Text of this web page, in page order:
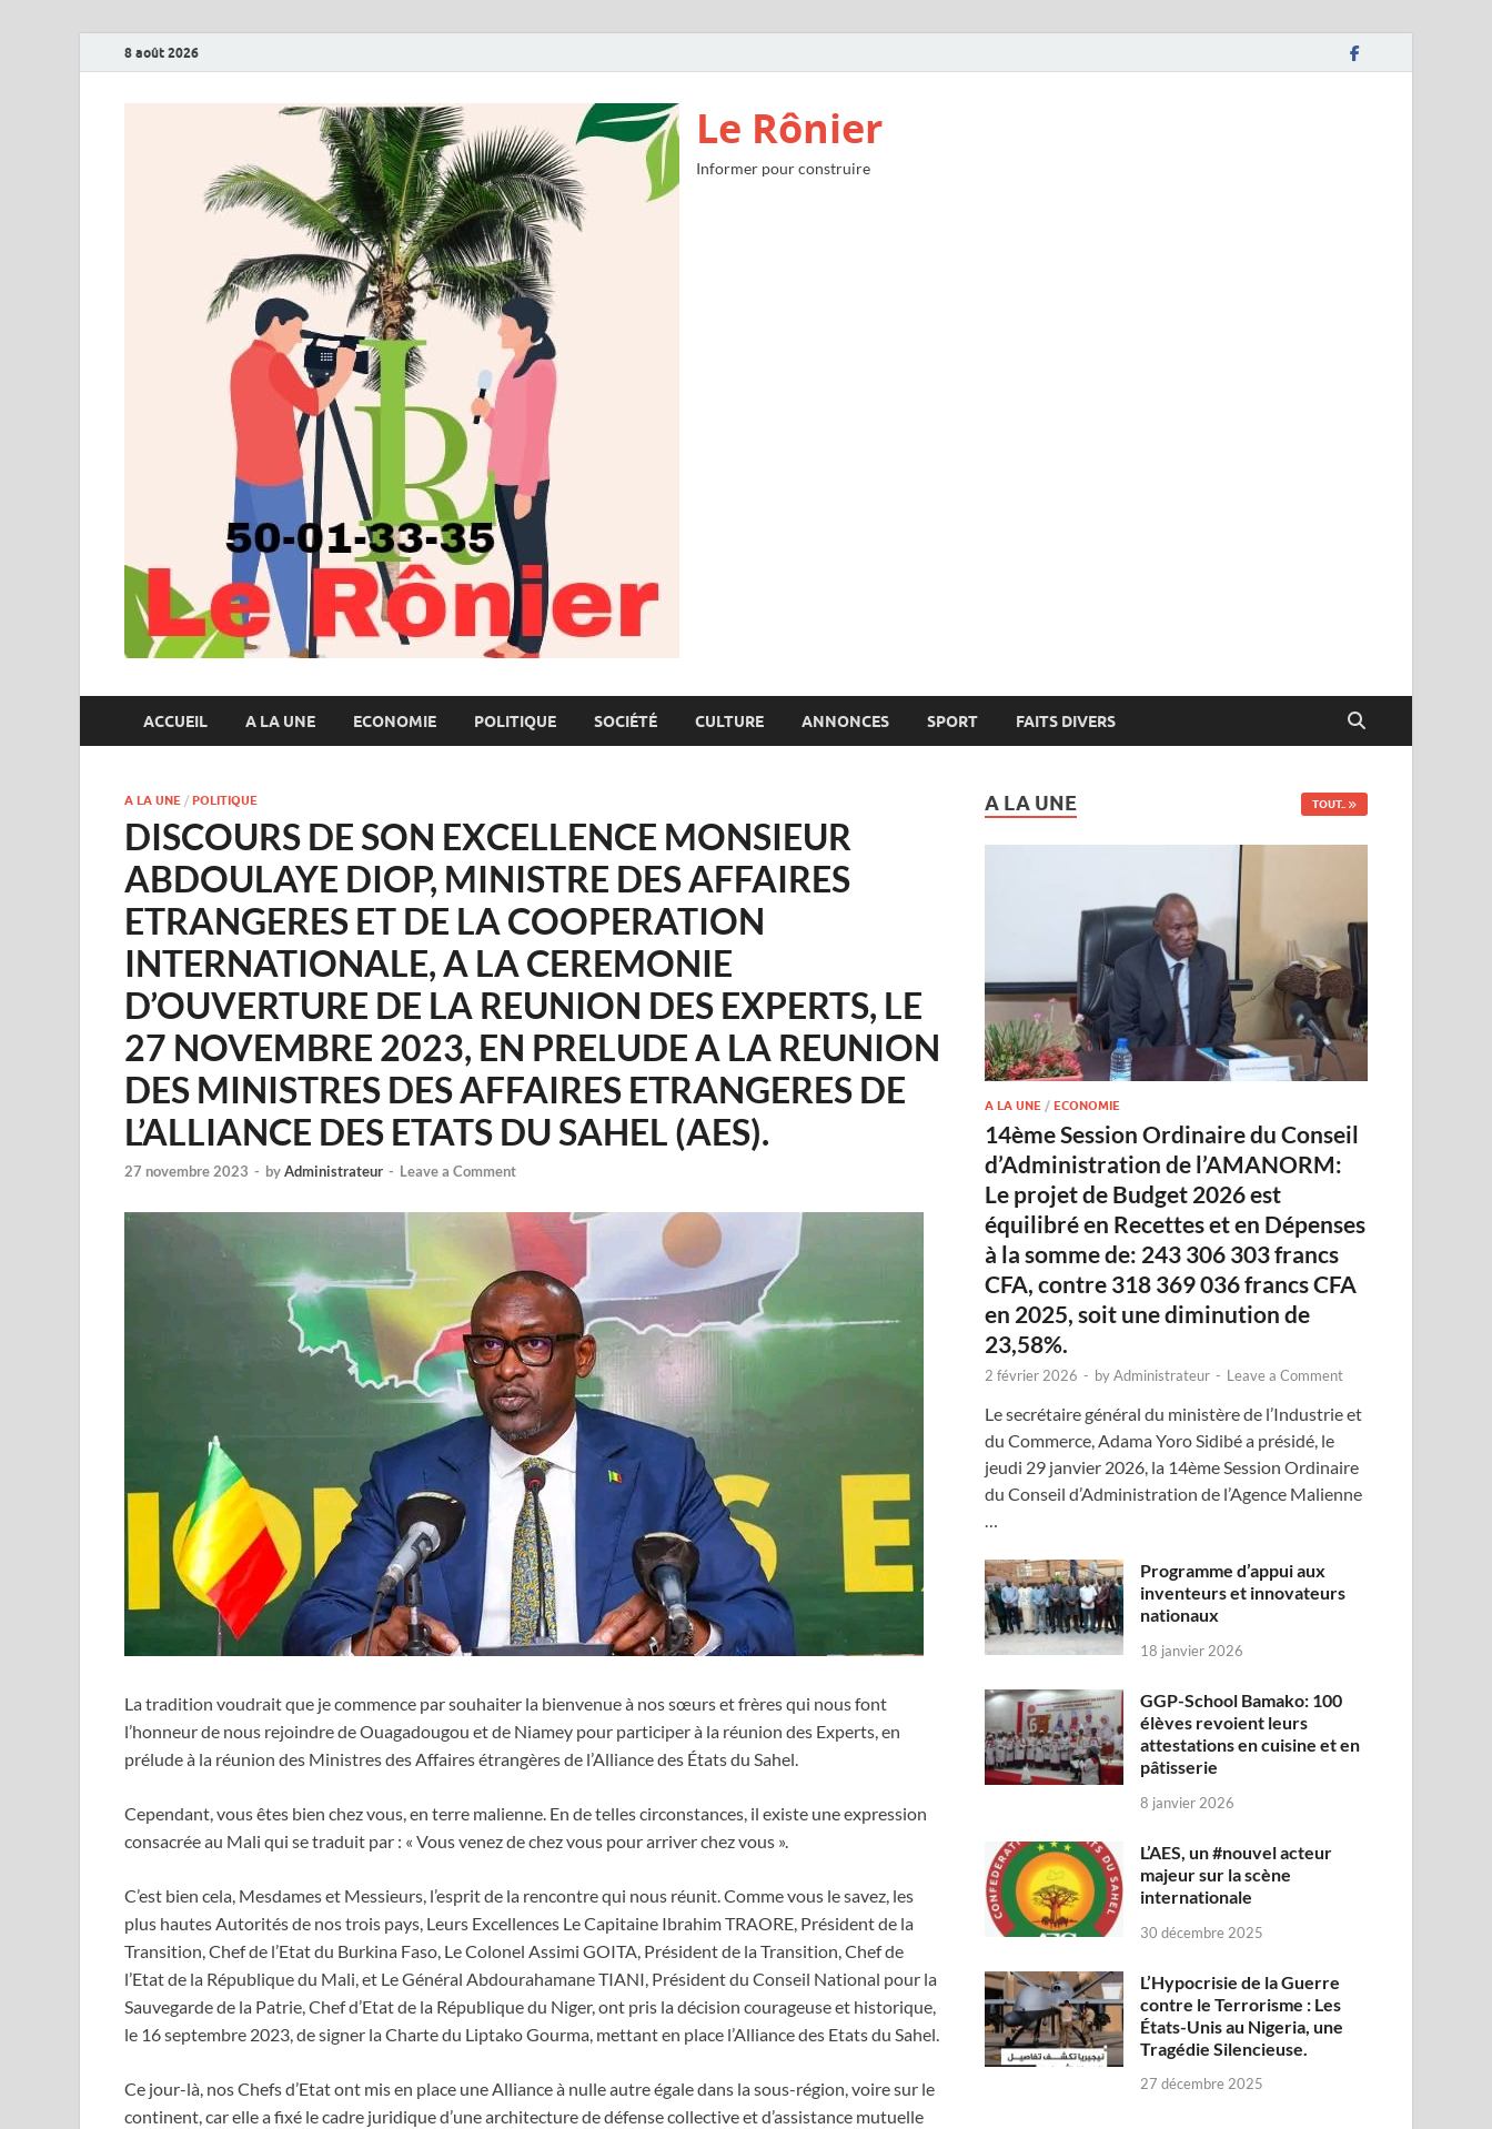
8 août 2026
Le Rônier
Informer pour construire
ACCUEIL A LA UNE ECONOMIE POLITIQUE SOCIÉTÉ CULTURE ANNONCES SPORT FAITS DIVERS
A LA UNE / POLITIQUE
DISCOURS DE SON EXCELLENCE MONSIEUR
ABDOULAYE DIOP, MINISTRE DES AFFAIRES
ETRANGERES ET DE LA COOPERATION
INTERNATIONALE, A LA CEREMONIE
D’OUVERTURE DE LA REUNION DES EXPERTS, LE
27 NOVEMBRE 2023, EN PRELUDE A LA REUNION
DES MINISTRES DES AFFAIRES ETRANGERES DE
L’ALLIANCE DES ETATS DU SAHEL (AES).
27 novembre 2023 - byAdministrateur - Leave a Comment
La tradition voudrait que je commence par souhaiter la bienvenue à nos sœurs et frères qui nous font
l’honneur de nous rejoindre de Ouagadougou et de Niamey pour participer à la réunion des Experts, en
prélude à la réunion des Ministres des Affaires étrangères de l’Alliance des États du Sahel.
Cependant, vous êtes bien chez vous, en terre malienne. En de telles circonstances, il existe une expression
consacrée au Mali qui se traduit par : « Vous venez de chez vous pour arriver chez vous ».
C’est bien cela, Mesdames et Messieurs, l’esprit de la rencontre qui nous réunit. Comme vous le savez, les
plus hautes Autorités de nos trois pays, Leurs Excellences Le Capitaine Ibrahim TRAORE, Président de la
Transition, Chef de l’Etat du Burkina Faso, Le Colonel Assimi GOITA, Président de la Transition, Chef de
l’Etat de la République du Mali, et Le Général Abdourahamane TIANI, Président du Conseil National pour la
Sauvegarde de la Patrie, Chef d’Etat de la République du Niger, ont pris la décision courageuse et historique,
le 16 septembre 2023, de signer la Charte du Liptako Gourma, mettant en place l’Alliance des Etats du Sahel.
Ce jour-là, nos Chefs d’Etat ont mis en place une Alliance à nulle autre égale dans la sous-région, voire sur le
continent, car elle a fixé le cadre juridique d’une architecture de défense collective et d’assistance mutuelle
A LA UNE TOUT..
A LA UNE /ECONOMIE
14ème Session Ordinaire du Conseil
d’Administration de l’AMANORM:
Le projet de Budget 2026 est
équilibré en Recettes et en Dépenses
à la somme de: 243 306 303 francs
CFA, contre 318 369 036 francs CFA
en 2025, soit une diminution de
23,58%.
2 février 2026 - byAdministrateur - Leave a Comment
Le secrétaire général du ministère de l’Industrie et
du Commerce, Adama Yoro Sidibé a présidé, le
jeudi 29 janvier 2026, la 14ème Session Ordinaire
du Conseil d’Administration de l’Agence Malienne
…
Programme d’appui aux
inventeurs et innovateurs
nationaux
18 janvier 2026
GGP-School Bamako: 100
élèves revoient leurs
attestations en cuisine et en
pâtisserie
8 janvier 2026
L’AES, un #nouvel acteur
majeur sur la scène
internationale
30 décembre 2025
L’Hypocrisie de la Guerre
contre le Terrorisme : Les
États-Unis au Nigeria, une
Tragédie Silencieuse.
27 décembre 2025